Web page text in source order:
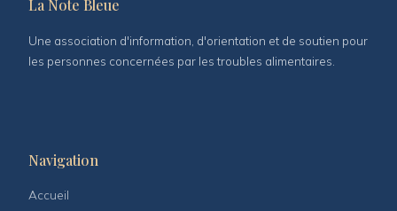
La Note Bleue
Une association d'information, d'orientation et de soutien pour
les personnes concernées par les troubles alimentaires.
Navigation
Accueil